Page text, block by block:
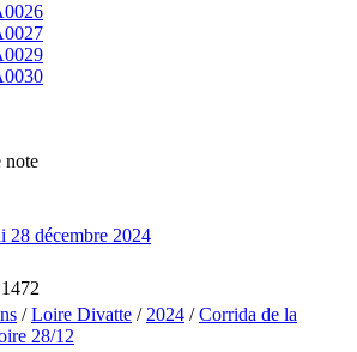
note
28 décembre 2024
/Loire Divatte / 2024 /Corrida de la
28/12